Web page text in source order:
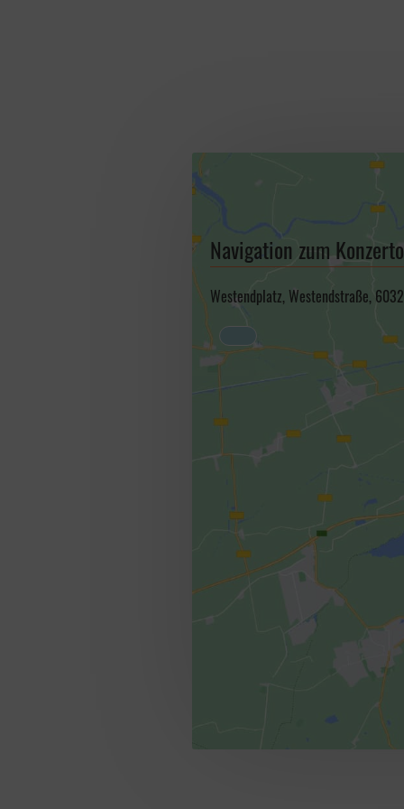
Navigation zum
Westendplatz, Westendstraße,